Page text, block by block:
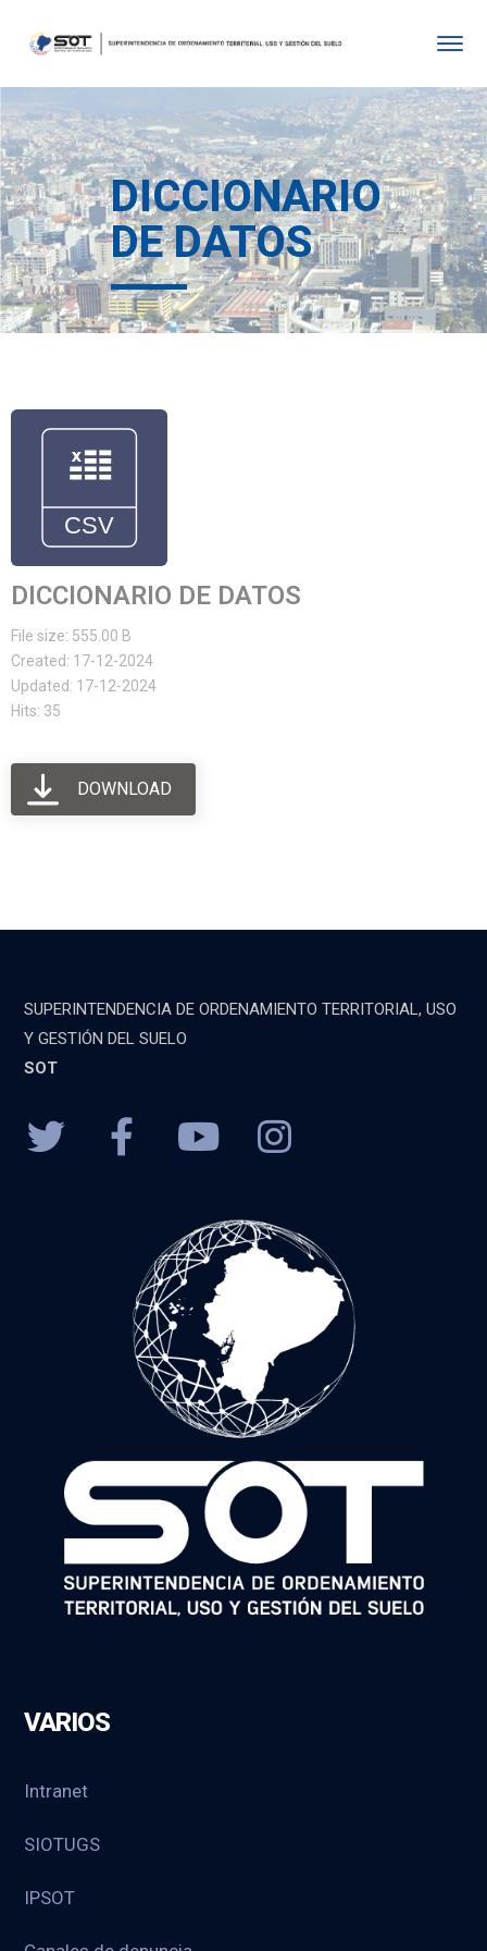
DICCIONARIO
DE DATOS
DICCIONARIO DE DATOS
File size: 555.00 B
Created: 17-12-2024
Updated: 17-12-2024
Hits: 35
DOWNLOAD
SUPERINTENDENCIA DE ORDENAMIENTO TERRITORIAL, USO
Y GESTIÓN DEL SUELO
SOT
VARIOS
Intranet
SIOTUGS
IPSOT